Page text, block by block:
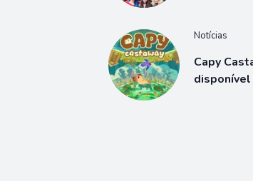
Notícias
Capy